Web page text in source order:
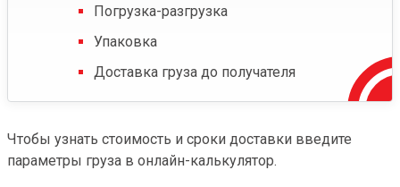
Погрузка-разгрузка
Упаковка
Доставка груза до получателя
Чтобы узнать стоимость и сроки доставки введите
параметры груза в онлайн-калькулятор.